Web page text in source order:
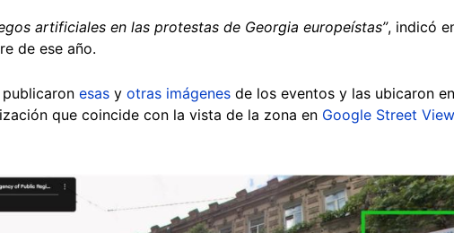
artificiales en las protestas de Georgia europeístas”, indicó
de ese año.
esas y otras imágenes de los eventos y las ubicaron
que coincide con la vista de la zona en Google Street View